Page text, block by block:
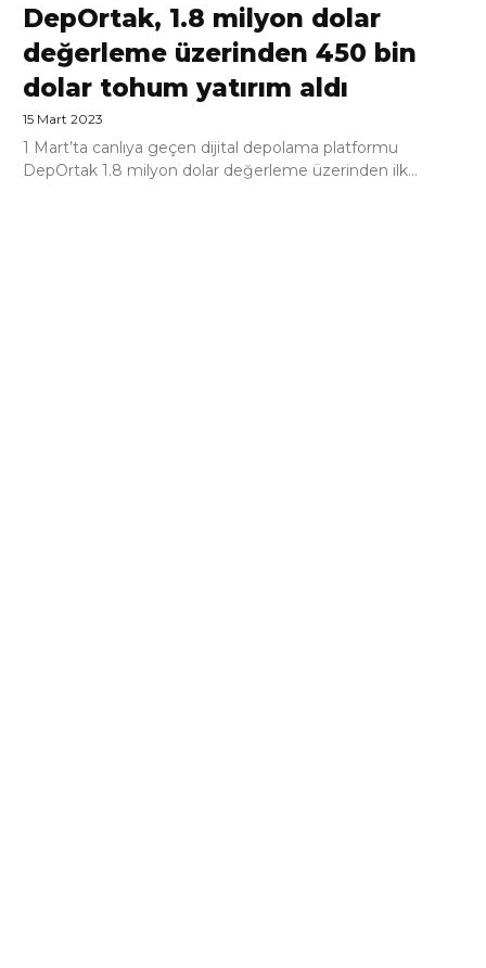
DepOrtak, 1.8 milyon dolar
değerleme üzerinden 450 bin
dolar tohum yatırım aldı
15 Mart 2023
1 Mart’ta canlıya geçen dijital depolama platformu
DepOrtak 1.8 milyon dolar değerleme üzerinden ilk...